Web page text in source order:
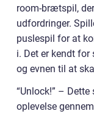
room-brætspil,
udfordringer.
puslespil for at
i. Det er kendt
og evnen til at
“Unlock!” –
oplevelse